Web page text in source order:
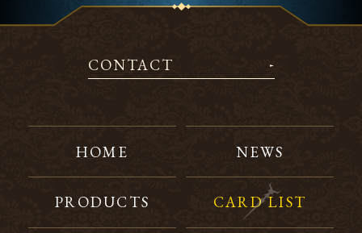
CONTACT
HOME NEWS
PRODUCTS CARD LIST